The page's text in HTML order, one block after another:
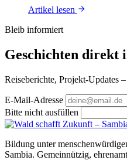
Artikel lesen
Bleib informiert
Geschichten direkt
Reiseberichte, Projekt-Updates
E-Mail-Adresse
Bitte nicht ausfüllen
Bildung unter
Sambia. Gemeinnützig,